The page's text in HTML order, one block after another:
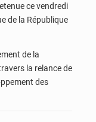
ce vendredi
de la République
de la
la relance de
des